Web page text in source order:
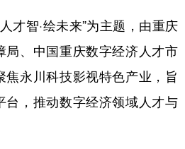
才智·绘未来”为主题，由重庆
局、中国重庆数字经济人才市
永川科技影视特色产业，旨
台，推动数字经济领域人才与